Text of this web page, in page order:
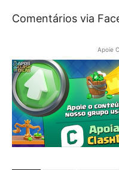
Comentários via
Apoie